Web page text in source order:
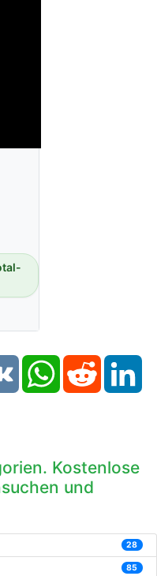
VK WhatsAppReddit
Kostenlose
und
28
85